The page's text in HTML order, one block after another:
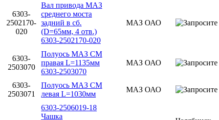
6303-
2502170-
020
Вал привода МАЗ
среднего моста
задний в сб.
(D=65мм, 4 отв.)
6303-2502170-020
МАЗ ОАО
6303-
2503070
Полуось МАЗ СМ
правая L=1135мм
6303-2503070
МАЗ ОАО
6303-
2503071
Полуось МАЗ СМ
левая L=1030мм
МАЗ ОАО
6303-2506019-18
Чашка